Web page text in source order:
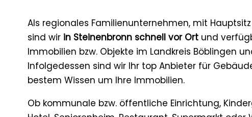
Als regionales Familienunternehmen, mit
sind wir in Steinenbronn schnell vor Ortund
Immobilien bzw. Objekte im Landkreis Böblingen
Infolgedessen sind wir Ihr top Anbieter für
bestem Wissen um Ihre Immobilien.
Ob kommunale bzw. öffentliche Einrichtung,